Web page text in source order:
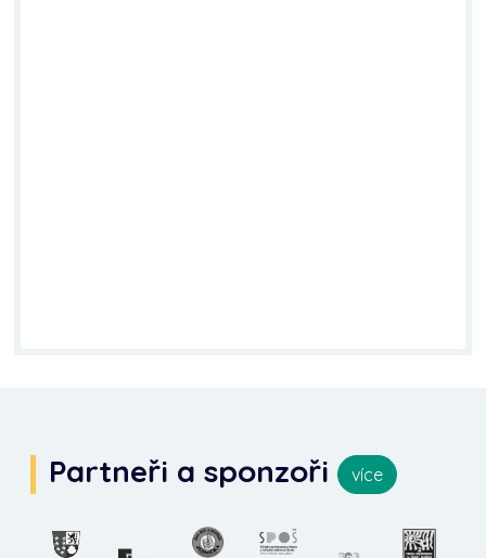
Partneři a sponzoři více